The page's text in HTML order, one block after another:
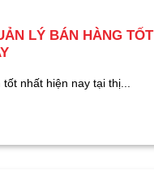
LÝ BÁN HÀNG TỐT
nhất hiện nay tại thị...